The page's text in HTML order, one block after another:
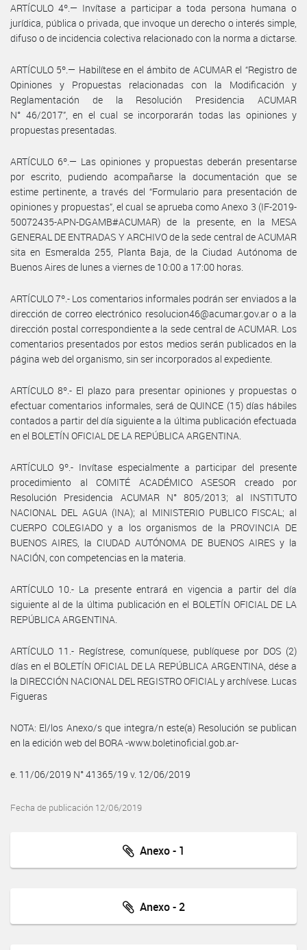
ARTÍCULO 4º.— Invítase a participar a toda persona humana o
jurídica, pública o privada, que invoque un derecho o interés simple,
difuso o de incidencia colectiva relacionado con la norma a dictarse.
ARTÍCULO 5º.— Habilítese en el ámbito de ACUMAR el “Registro de
Opiniones y Propuestas relacionadas con la Modificación y
Reglamentación de la Resolución Presidencia ACUMAR
N° 46/2017”, en el cual se incorporarán todas las opiniones y
propuestas presentadas.
ARTÍCULO 6º.— Las opiniones y propuestas deberán presentarse
por escrito, pudiendo acompañarse la documentación que se
estime pertinente, a través del “Formulario para presentación de
opiniones y propuestas”, el cual se aprueba como Anexo 3 (IF-2019-
50072435-APN-DGAMB#ACUMAR) de la presente, en la MESA
GENERAL DE ENTRADAS Y ARCHIVO de la sede central de ACUMAR
sita en Esmeralda 255, Planta Baja, de la Ciudad Autónoma de
Buenos Aires de lunes a viernes de 10:00 a 17:00 horas.
ARTÍCULO 7º.- Los comentarios informales podrán ser enviados a la
dirección de correo electrónico resolucion46@acumar.gov.ar o a la
dirección postal correspondiente a la sede central de ACUMAR. Los
comentarios presentados por estos medios serán publicados en la
página web del organismo, sin ser incorporados al expediente.
ARTÍCULO 8º.- El plazo para presentar opiniones y propuestas o
efectuar comentarios informales, será de QUINCE (15) días hábiles
contados a partir del día siguiente a la última publicación efectuada
en el BOLETÍN OFICIAL DE LA REPÚBLICA ARGENTINA.
ARTÍCULO 9º.- Invítase especialmente a participar del presente
procedimiento al COMITÉ ACADÉMICO ASESOR creado por
Resolución Presidencia ACUMAR N° 805/2013; al INSTITUTO
NACIONAL DEL AGUA (INA); al MINISTERIO PUBLICO FISCAL; al
CUERPO COLEGIADO y a los organismos de la PROVINCIA DE
BUENOS AIRES, la CIUDAD AUTÓNOMA DE BUENOS AIRES y la
NACIÓN, con competencias en la materia.
ARTÍCULO 10.- La presente entrará en vigencia a partir del día
siguiente al de la última publicación en el BOLETÍN OFICIAL DE LA
REPÚBLICA ARGENTINA.
ARTÍCULO 11.- Regístrese, comuníquese, publíquese por DOS (2)
días en el BOLETÍN OFICIAL DE LA REPÚBLICA ARGENTINA, dése a
la DIRECCIÓN NACIONAL DEL REGISTRO OFICIAL y archívese. Lucas
Figueras
NOTA: El/los Anexo/s que integra/n este(a) Resolución se publican
en la edición web del BORA -www.boletinoficial.gob.ar-
e. 11/06/2019 N° 41365/19 v. 12/06/2019
Fecha de publicación 12/06/2019
Anexo - 1
Anexo - 2